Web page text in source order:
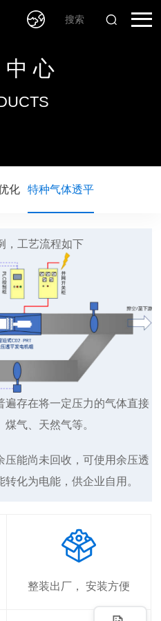
心
化 特种气体透平
，工艺流程如下
遍存在将一定压力的气体直接
气、天然气等。
压能尚未回收，可使用余压透
化为电能，供企业自用。
整装出厂， 安装方便